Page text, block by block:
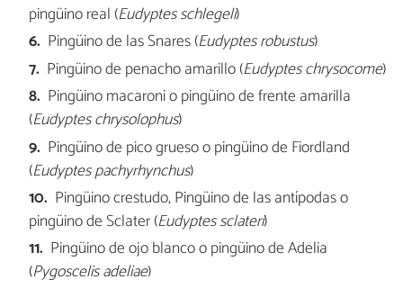
pingüino real (Eudyptes schlegeli)
Pingüino de las Snares (Eudyptes robustus)
Pingüino de penacho amarillo (Eudyptes chrysocome)
Pingüino macaroni o pingüino de frente amarilla
(Eudyptes chrysolophus)
Pingüino de pico grueso o pingüino de Fiordland
(Eudyptes pachyrhynchus)
Pingüino crestudo, Pingüino de las antípodas o
pingüino de Sclater (Eudyptes sclateri)
Pingüino de ojo blanco o pingüino de Adelia
(Pygoscelis adeliae)